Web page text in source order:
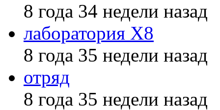
8 года 34 недели назад
лаборатория X8
8 года 35 недели назад
отряд
8 года 35 недели назад